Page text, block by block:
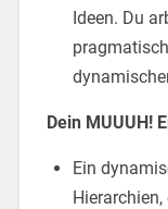
Ideen. Du
Dein MUUUH!
Ein